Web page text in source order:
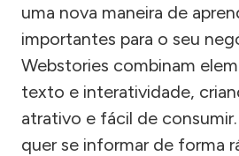
uma nova maneira de
importantes para o seu
Webstories combinam
texto e interatividade,
atrativo e fácil de
quer se informar de forma